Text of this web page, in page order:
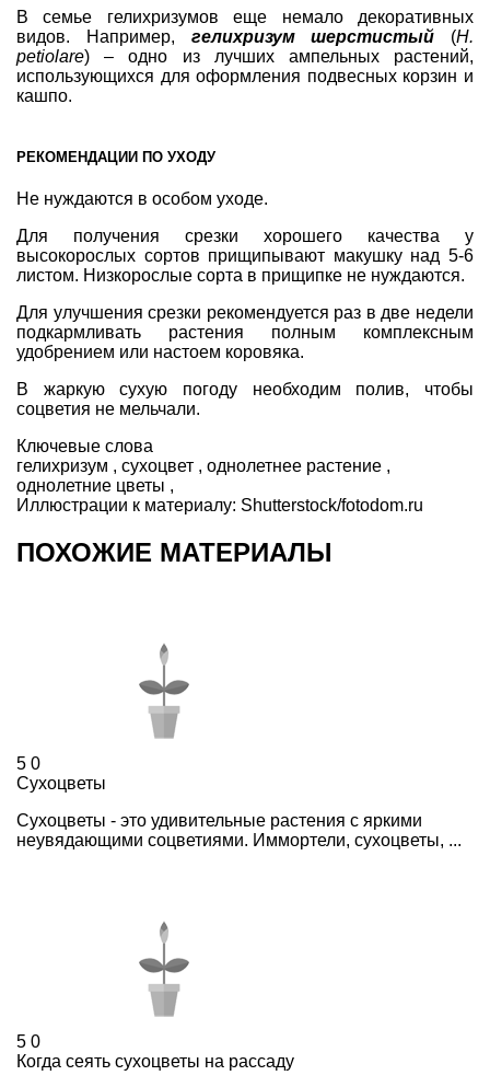
В семье гелихризумов еще немало декоративных
видов. Например, гелихризум шерстистый (H.
petiolare) – одно из лучших ампельных растений,
использующихся для оформления подвесных корзин и
кашпо.
РЕКОМЕНДАЦИИ ПО УХОДУ
Не нуждаются в особом уходе.
Для получения срезки хорошего качества у
высокорослых сортов прищипывают макушку над 5-6
листом. Низкорослые сорта в прищипке не нуждаются.
Для улучшения срезки рекомендуется раз в две недели
подкармливать растения полным комплексным
удобрением или настоем коровяка.
В жаркую сухую погоду необходим полив, чтобы
соцветия не мельчали.
Ключевые слова
гелихризум , сухоцвет , однолетнее растение ,
однолетние цветы ,
Иллюстрации к материалу: Shutterstock/fotodom.ru
ПОХОЖИЕ МАТЕРИАЛЫ
5 0
Сухоцветы
Сухоцветы - это удивительные растения с яркими
неувядающими соцветиями. Иммортели, сухоцветы, ...
5 0
Когда сеять сухоцветы на рассаду